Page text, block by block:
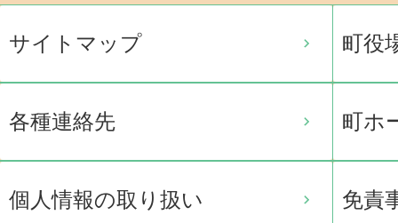
サイトマップ 町役
各種連絡先 町ホ
個人情報の取り扱い 免責